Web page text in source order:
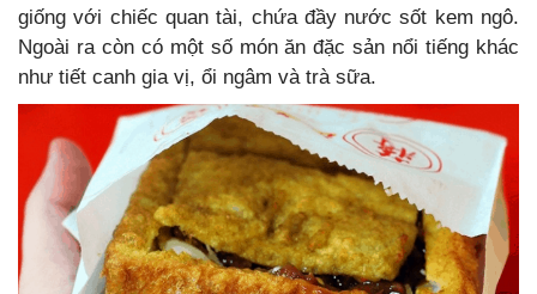
giống với chiếc quan tài, chứa đầy nước sốt kem ngô.
Ngoài ra còn có một số món ăn đặc sản nổi tiếng khác
như tiết canh gia vị, ổi ngâm và trà sữa.